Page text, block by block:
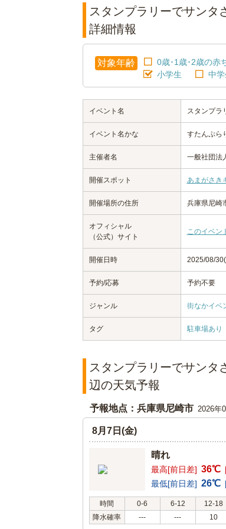
スタンプラリーでサン
詳細情報
対象年齢 0歳･1歳･2歳の赤
小学生
中
イベント名 スタンプラ
イベント名かな すたんぷら
主催者名 一般社団法
開催スポット あまがさき
開催場所の住所 兵庫県尼崎
オフィシャル
（公式）サイト
このイベン
開催日時 2025/08/
予約/応募 予約不要
ジャンル 街なかイベ
タグ 駐車場あり
スタンプラリーでサン
辺の天気予報
予報地点：兵庫県尼崎市 2026年
8月7日(金)
晴れ
最高[前日差] 36℃
最低[前日差] 26℃
時間 0-6 6-12 12-18
降水確率
--- --- 10